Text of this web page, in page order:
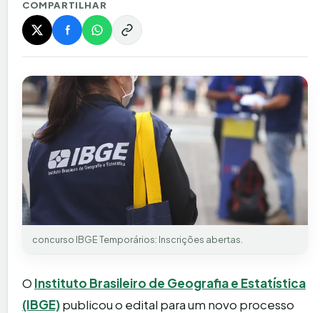
COMPARTILHAR
concurso IBGE Temporários: Inscrições abertas.
O Instituto Brasileiro de Geografia e Estatística
(IBGE)publicou o edital para um novo processo